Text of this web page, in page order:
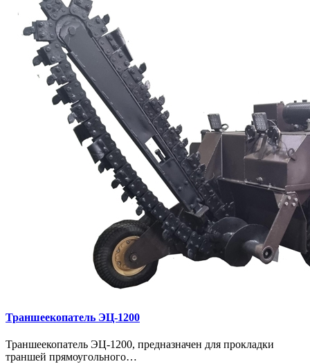
Траншеекопатель ЭЦ-1200
Траншеекопатель ЭЦ-1200, предназначен для прокладки
траншей прямоугольного…